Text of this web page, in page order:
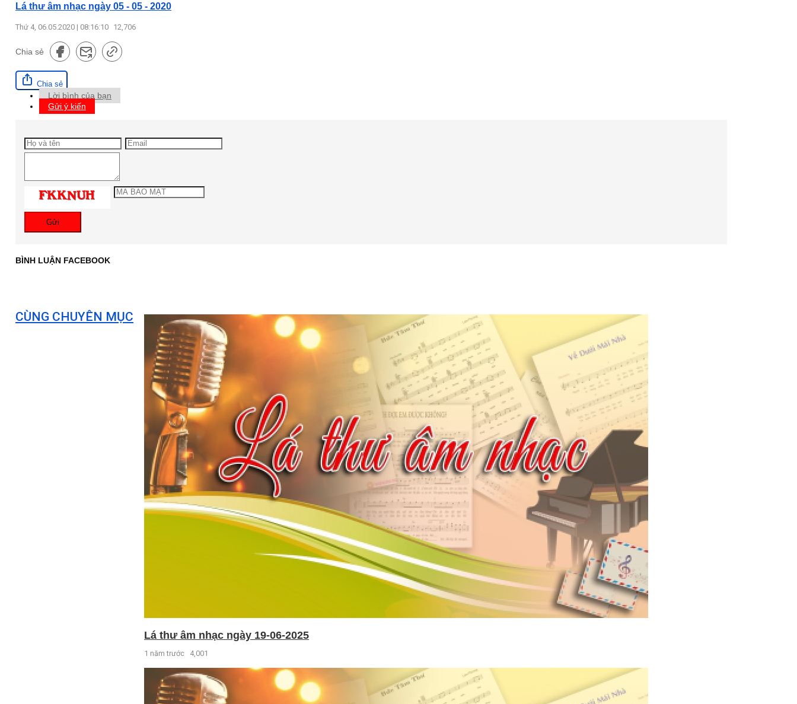
Lá thư âm nhạc ngày 05 - 05 - 2020
Thứ 4, 06.05.2020 | 08:16:10 12,706
Chia sẻ
Chia sẻ
Lời bình của bạn
Gửi ý kiến
Gửi
BÌNH LUẬN FACEBOOK
CÙNG CHUYÊN MỤC
Lá thư âm nhạc ngày 19-06-2025
1 năm trước 4,001